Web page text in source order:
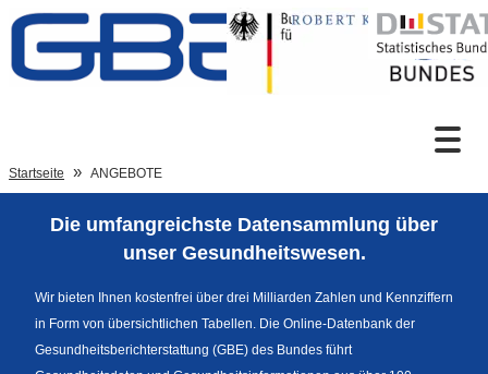
Zum Inhalt
Sprachumschaltung
Fußzeile
Startseite ANGEBOTE
Die umfangreichste Datensammlung über
unser Gesundheitswesen.
Wir bieten Ihnen kostenfrei über drei Milliarden Zahlen und Kennziffern
in Form von übersichtlichen Tabellen. Die Online-Datenbank der
Gesundheitsberichterstattung (GBE) des Bundes führt